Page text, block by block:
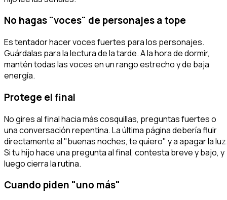
No hagas "voces" de personajes a tope
Es tentador hacer voces fuertes para los personajes.
Guárdalas para la lectura de la tarde. A la hora de dormir,
mantén todas las voces en un rango estrecho y de baja
energía.
Protege el final
No gires al final hacia más cosquillas, preguntas fuertes o
una conversación repentina. La última página debería fluir
directamente al "buenas noches, te quiero" y a apagar la
Si tu hijo hace una pregunta al final, contesta breve y bajo, y
luego cierra la rutina.
Cuando piden "uno más"